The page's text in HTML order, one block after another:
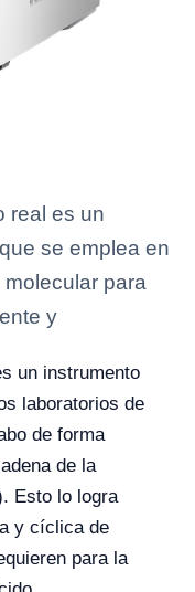
real es un
se emplea en
para
y
un instrumento
laboratorios de
de forma
de la
Esto lo logra
y cíclica de
para la